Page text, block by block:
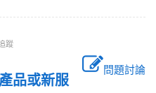
蹤
問題討論
品或新服